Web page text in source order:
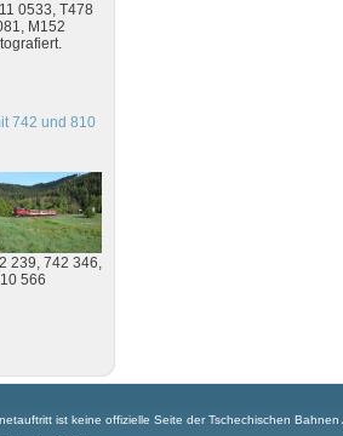
0533, T478
M152
742 und 810
239, 742 346,
566
ist keine offizielle Seite der Tschechischen